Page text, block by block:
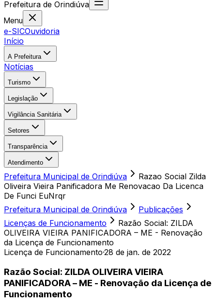
Prefeitura de Orindiúva
Menu
e-SICOuvidoria
Início
A Prefeitura
Notícias
Turismo
Legislação
Vigilância Sanitária
Setores
Transparência
Atendimento
Prefeitura Municipal de Orindiúva
Razao Social Zilda
Oliveira Vieira Panificadora Me Renovacao Da Licenca
De Funci EuNrqr
Prefeitura Municipal de Orindiúva
Publicações
Licenças de Funcionamento
Razão Social: ZILDA
OLIVEIRA VIEIRA PANIFICADORA – ME - Renovação
da Licença de Funcionamento
Licença de Funcionamento·28 de jan. de 2022
Razão Social: ZILDA OLIVEIRA VIEIRA
PANIFICADORA – ME - Renovação da Licença de
Funcionamento